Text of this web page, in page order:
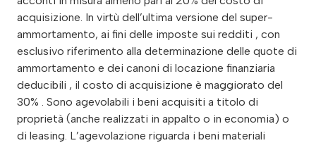
acquisizione. In virtù dell’ultima versione del super-
ammortamento, ai fini delle imposte sui redditi , con
esclusivo riferimento alla determinazione delle quote di
ammortamento e dei canoni di locazione finanziaria
deducibili , il costo di acquisizione è maggiorato del
30% . Sono agevolabili i beni acquisiti a titolo di
proprietà (anche realizzati in appalto o in economia) o
di leasing. L’agevolazione riguarda i beni materiali